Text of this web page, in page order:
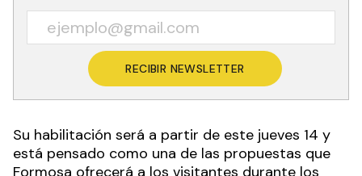
RECIBIR NEWSLETTER
Su habilitación será a partir de este jueves 14 y
está pensado como una de las propuestas que